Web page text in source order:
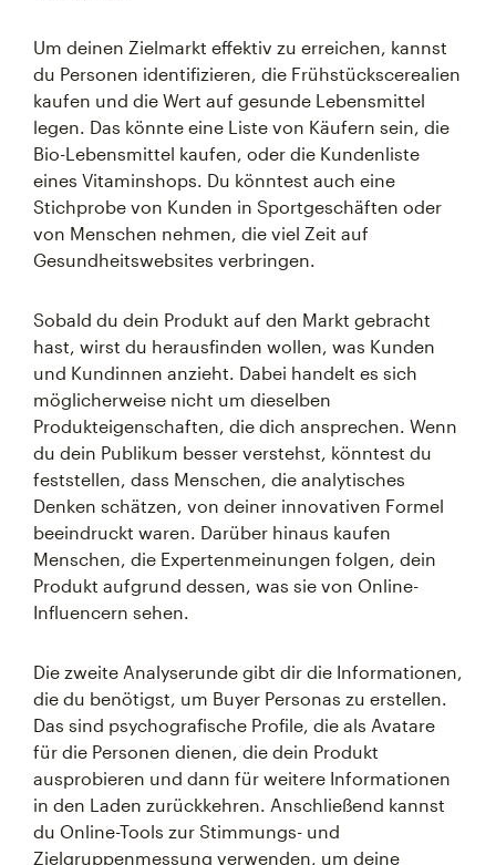
Um deinen Zielmarkt effektiv zu erreichen, kannst
du Personen identifizieren, die Frühstückscerealien
kaufen und die Wert auf gesunde Lebensmittel
legen. Das könnte eine Liste von Käufern sein, die
Bio-Lebensmittel kaufen, oder die Kundenliste
eines Vitaminshops. Du könntest auch eine
Stichprobe von Kunden in Sportgeschäften oder
von Menschen nehmen, die viel Zeit auf
Gesundheitswebsites verbringen.
Sobald du dein Produkt auf den Markt gebracht
hast, wirst du herausfinden wollen, was Kunden
und Kundinnen anzieht. Dabei handelt es sich
möglicherweise nicht um dieselben
Produkteigenschaften, die dich ansprechen. Wenn
du dein Publikum besser verstehst, könntest du
feststellen, dass Menschen, die analytisches
Denken schätzen, von deiner innovativen Formel
beeindruckt waren. Darüber hinaus kaufen
Menschen, die Expertenmeinungen folgen, dein
Produkt aufgrund dessen, was sie von Online-
Influencern sehen.
Die zweite Analyserunde gibt dir die Informationen,
die du benötigst, um Buyer Personas zu erstellen.
Das sind psychografische Profile, die als Avatare
für die Personen dienen, die dein Produkt
ausprobieren und dann für weitere Informationen
in den Laden zurückkehren. Anschließend kannst
du Online-Tools zur Stimmungs- und
Zielgruppenmessung verwenden, um deine